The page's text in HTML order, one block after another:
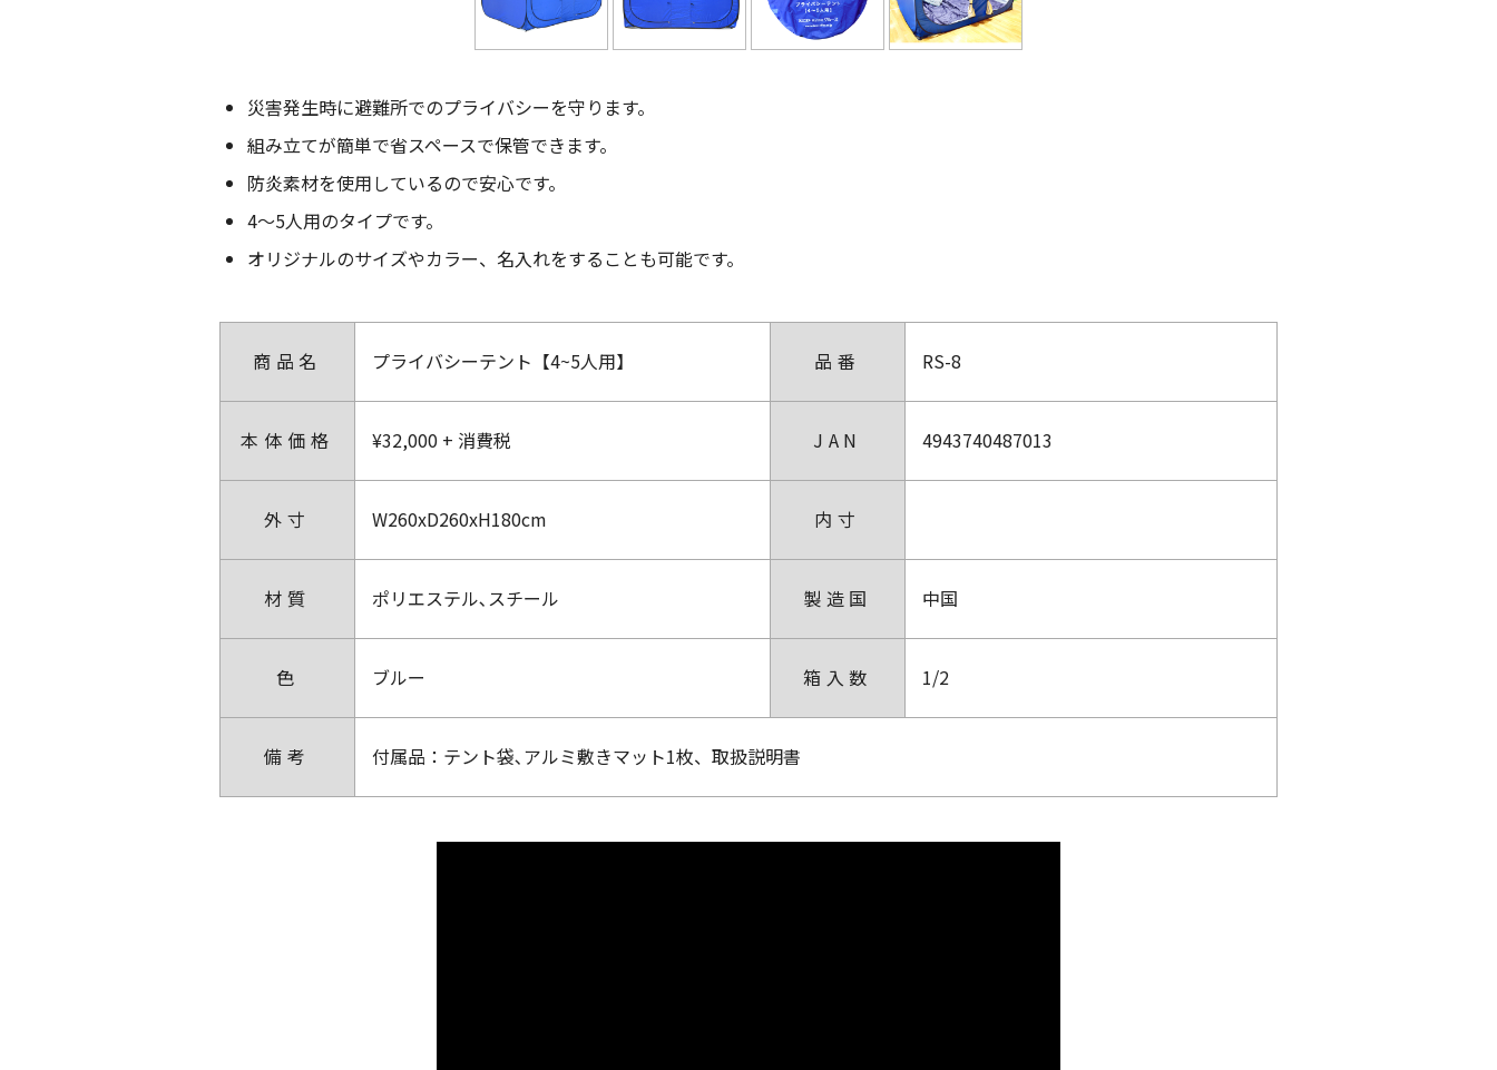
災害発生時に避難所でのプライバシーを守ります。
組み立てが簡単で省スペースで保管できます。
防炎素材を使用しているので安心です。
4～5人用のタイプです。
オリジナルのサイズやカラー、名入れをすることも可能です。
商品名 プライバシーテント【4~5人用】 品番 RS-8
本体価格 ¥32,000 + 消費税 JAN 4943740487013
外寸 W260xD260xH180cm 内寸
材質 ポリエステル､スチール 製造国 中国
色 ブルー 箱入数 1/2
備考 付属品：テント袋､アルミ敷きマット1枚、取扱説明書